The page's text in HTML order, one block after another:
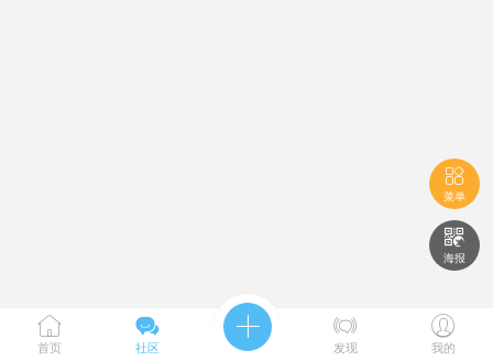

菜单

海报

首页

社区
 
发现

我的